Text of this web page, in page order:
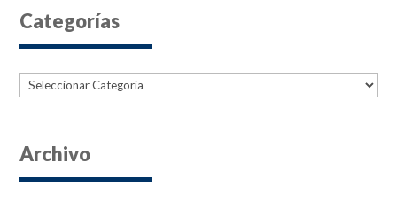
Categorías
Categorías
Archivo